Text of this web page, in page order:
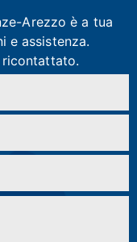
Arezzoè a tua
e assistenza.